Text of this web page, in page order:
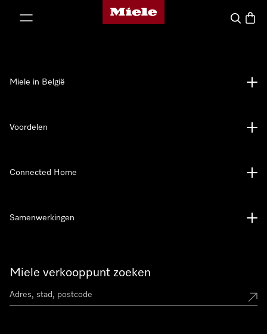
Miele homepage
Wat zoek
Miele verkooppunt zoeken
Miele in België
Voordelen
Connected Home
Samenwerkingen